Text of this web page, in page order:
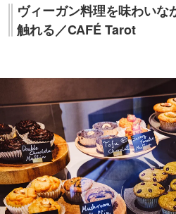
ヴィーガン料理を味わいな
触れる／CAFÉ Tarot